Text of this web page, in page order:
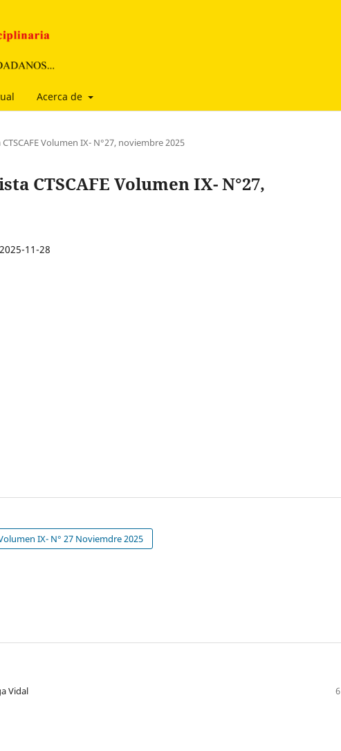
Acerca de
Volumen IX- N°27, noviembre 2025
CTSCAFE Volumen IX- N°27,
2025-11-28
IX- N° 27 Noviemdre 2025
Vidal 6